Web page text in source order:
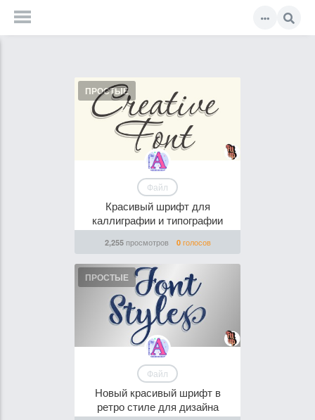
ПРОСТЫЕ
Файл
Красивый шрифт для
каллиграфии и типографии
2,255просмотров 0голосов
ПРОСТЫЕ
Файл
Новый красивый шрифт в
ретро стиле для дизайна